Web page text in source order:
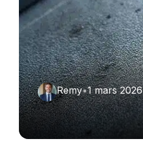
Remy•1 mars 2026